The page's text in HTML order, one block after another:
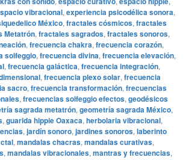
vibracional, experiencia psicodélica sonora,
México, fractales cósmicos, fractales
Metatrón, fractales sagrados, fractales sonoros,
, frecuencia chakra, frecuencia corazón,
solfeggio, frecuencia divina, frecuencia elevación,
, frecuencia galáctica, frecuencia integración,
, frecuencia plexo solar, frecuencia
sacro, frecuencia transformación, frecuencias
, frecuencias solfeggio efectos, geodésicos
sagrada metatrón, geometría sagrada México,
, guarida hippie Oaxaca, herbolaria vibracional,
, jardín sonoro, jardines sonoros, laberinto
, mandalas chacras, mandalas curativas,
, mandalas vibracionales, mantras y frecuencias,